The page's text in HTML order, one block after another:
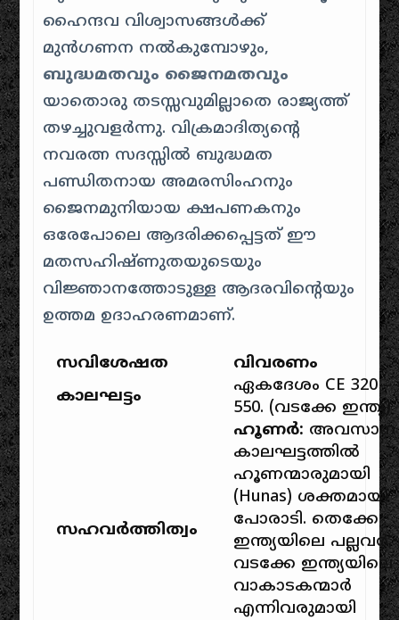
ഹൈന്ദവ വിശ്വാസങ്ങൾക്ക്
മുൻഗണന നൽകുമ്പോഴും,
ബുദ്ധമതവും ജൈനമതവും
യാതൊരു തടസ്സവുമില്ലാതെ രാജ്യത്ത്
തഴച്ചുവളർന്നു. വിക്രമാദിത്യന്റെ
നവരത്ന സദസ്സിൽ ബുദ്ധമത
പണ്ഡിതനായ അമരസിംഹനും
ജൈനമുനിയായ ക്ഷപണകനും
ഒരേപോലെ ആദരിക്കപ്പെട്ടത് ഈ
മതസഹിഷ്ണുതയുടെയും
വിജ്ഞാനത്തോടുള്ള ആദരവിന്റെയും
ഉത്തമ ഉദാഹരണമാണ്.
സവിശേഷത
വിവരണം
കാലഘട്ടം
ഏകദേശം CE 320 –
550. (വടക്കേ ഇന്ത്യ)
സഹവർത്തിത്വം
ഹൂണർ: അവസാന
കാലഘട്ടത്തിൽ
ഹൂണന്മാരുമായി
(Hunas) ശക്തമായി
പോരാടി. തെക്കേ
ഇന്ത്യയിലെ പല്ലവർ,
വടക്കേ ഇന്ത്യയിലെ
വാകാടകന്മാർ
എന്നിവരുമായി